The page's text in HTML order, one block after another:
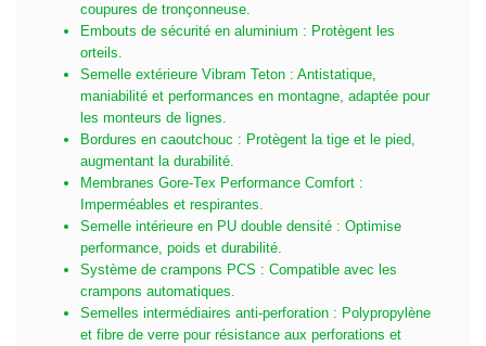
coupures de tronçonneuse.
Embouts de sécurité en aluminium : Protègent les
orteils.
Semelle extérieure Vibram Teton : Antistatique,
maniabilité et performances en montagne, adaptée pour
les monteurs de lignes.
Bordures en caoutchouc : Protègent la tige et le pied,
augmentant la durabilité.
Membranes Gore-Tex Performance Comfort :
Imperméables et respirantes.
Semelle intérieure en PU double densité : Optimise
performance, poids et durabilité.
Système de crampons PCS : Compatible avec les
crampons automatiques.
Semelles intermédiaires anti-perforation : Polypropylène
et fibre de verre pour résistance aux perforations et